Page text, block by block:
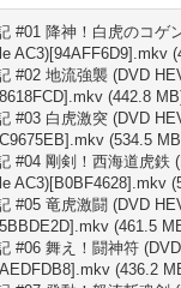
#01 降神！白虎のコゲ
AC3)[94AFF6D9].mkv
#02 地流強襲 (DVD
(442.8
#03 白虎激突 (DVD
(534.5
#04 剛剣！西海道虎鉄
AC3)[B0BF4628].mkv
#05 竜虎激闘 (DVD
(461.5
#06 舞え！闘神符
(436.2